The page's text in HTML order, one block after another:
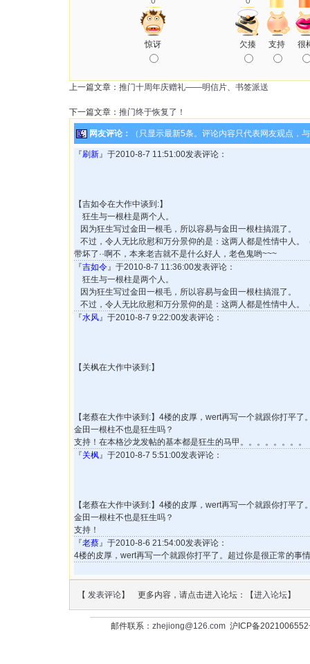
惊讶 欠揍 支持 很
上一篇文章： 推门十周年庆赠礼——明信片、书签派送
下一篇文章： 推门终于恢复了！
网友评论： （只显示最新5条。评论内容只代表网友观点，
『刷新』于2010-8-7 11:51:00发表评论：
【吉如令在大作中谈到:】
狂生与一根柱是两个人。
因为狂生写过金田一根毛，所以容易与金田一根柱搞混了。
不过，令人无比欣慰和万分景仰的是：这两人都是性情中人
带坏了··啊不，本来老吉就不是什么好人，老色鬼哟~~~
『吉如令』于2010-8-7 11:36:00发表评论：
狂生与一根柱是两个人。
因为狂生写过金田一根毛，所以容易与金田一根柱搞混了。
不过，令人无比欣慰和万分景仰的是：这两人都是性情中人
『水风』于2010-8-7 9:22:00发表评论：
【关枫在大作中谈到:】
【老蔡在大作中谈到:】4楼的皮厚，wert再写一个就跟你打平了
金田一根柱不也是狂生吗？
支持！在本格沙龙发帖的基本都是狂生的马甲。。。。。。。。
『关枫』于2010-8-7 5:51:00发表评论：
【老蔡在大作中谈到:】4楼的皮厚，wert再写一个就跟你打平了
金田一根柱不也是狂生吗？
支持！
『老蔡』于2010-8-6 21:54:00发表评论：
4楼的皮厚，wert再写一个就跟你打平了。超过你是很正常的事
【 发表评论】 更多内容，请点击进入论坛：【进入论坛】
邮件联系： zhejiong@126.com沪ICP备